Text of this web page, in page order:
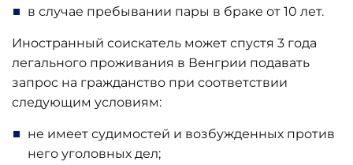
в случае пребывании пары в браке от 10 лет.
Иностранный соискатель может спустя 3 года
легального проживания в Венгрии подавать
запрос на гражданство при соответствии
следующим условиям:
не имеет судимостей и возбужденных против
него уголовных дел;